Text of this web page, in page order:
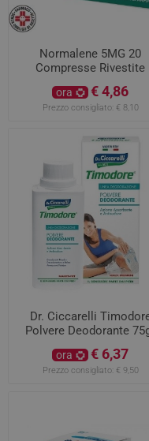
Normalene 5MG 20
Compresse Rivestite
ora € 4,86
Prezzo consigliato: € 8,10
Dr. Ciccarelli
Polvere Deodorante
ora € 6,37
Prezzo consigliato: € 9,50